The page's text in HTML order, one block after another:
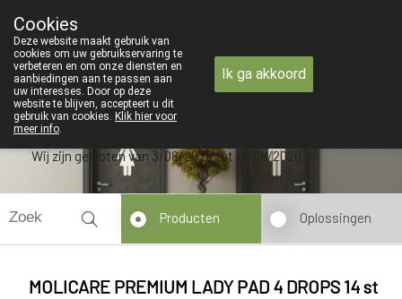
09 228 32 36
Wij zijn gesloten van 3/08/2026 tot 19/08/2026
Producten Oplossingen
MOLICARE PREMIUM LADY PAD 4 DROPS 14 st
Cookies
Deze website maakt gebruik van
cookies om uw gebruikservaring te
verbeteren en om onze diensten en
aanbiedingen aan te passen aan
uw interesses. Door op deze
website te blijven, accepteert u dit
gebruik van cookies. Klik hier voor
meer info.
Ik ga akkoord